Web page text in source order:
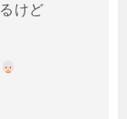
けど